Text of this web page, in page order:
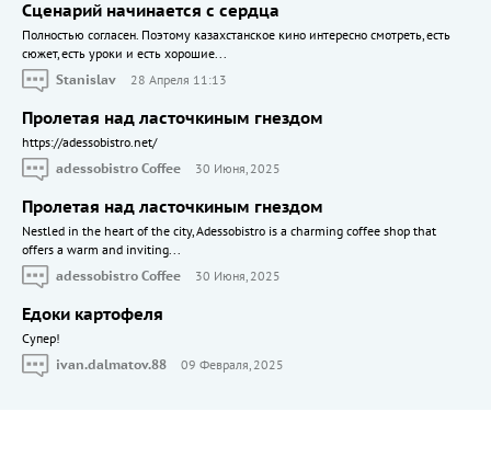
Сценарий начинается с сердца
Полностью согласен. Поэтому казахстанское кино интересно смотреть, есть
сюжет, есть уроки и есть хорошие...
Stanislav
28 Апреля 11:13
Пролетая над ласточкиным гнездом
https://adessobistro.net/
adessobistro Coffee
30 Июня, 2025
Пролетая над ласточкиным гнездом
Nestled in the heart of the city, Adessobistro is a charming coffee shop that
offers a warm and inviting...
adessobistro Coffee
30 Июня, 2025
Едоки картофеля
Cупер!
ivan.dalmatov.88
09 Февраля, 2025